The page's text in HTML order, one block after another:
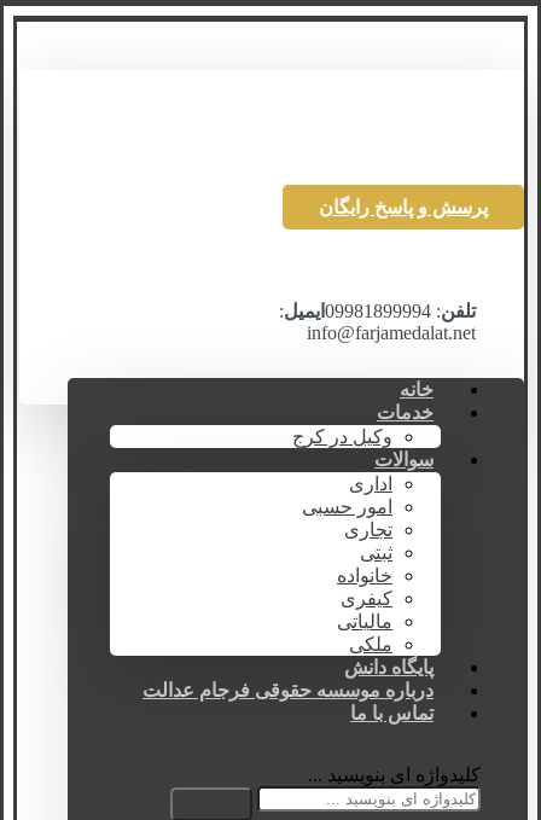
پرسش و پاسخ رایگان
تلفن: 09981899994 ایمیل:
info@farjamedalat.net
خانه
خدمات
وکیل در کرج
سوالات
اداری
امور حسبی
تجاری
ثبتی
خانواده
کیفری
مالیاتی
ملکی
پایگاه دانش
درباره موسسه حقوقی فرجام عدالت
تماس با ما
کلیدواژه ای بنویسید ...